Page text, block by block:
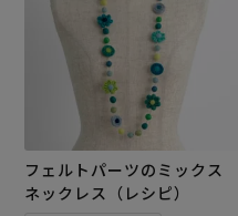
フェルトパーツのミックス
ネックレス（レシピ）